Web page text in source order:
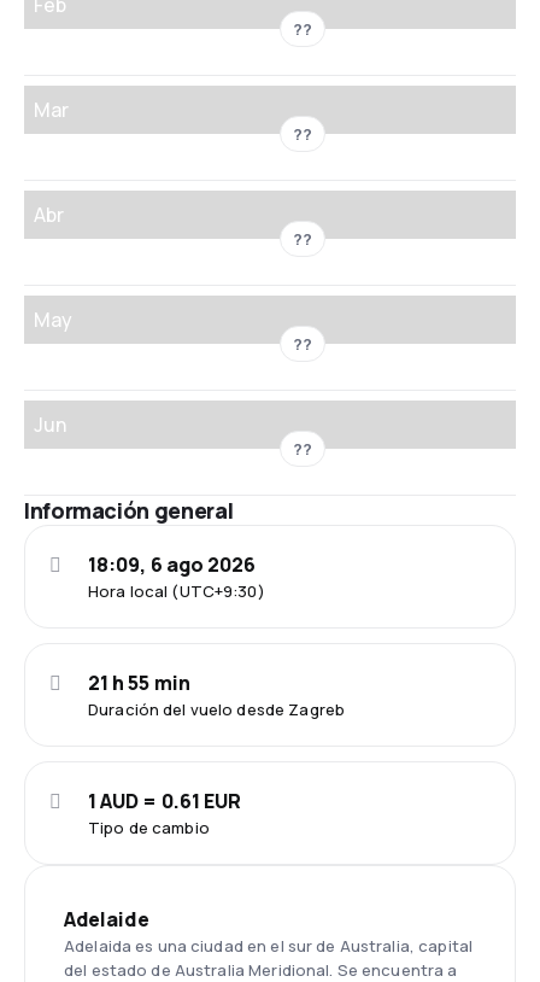
??
Mar
??
Abr
??
May
??
Jun
??
Información general
Hora local (UTC+9:30)
18:09, 6 ago 2026
Duración del vuelo desde Zagreb
21 h 55 min
Tipo de cambio
1 AUD = 0.61 EUR
Adelaide
Adelaida es una ciudad en el sur de Australia, capital
del estado de Australia Meridional. Se encuentra a